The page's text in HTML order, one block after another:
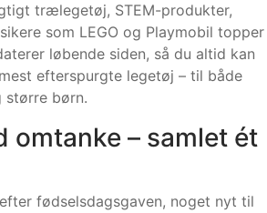
trælegetøj, STEM-produkter,
som LEGO og Playmobil topper
løbende siden, så du altid kan
efterspurgte legetøj – til både
større børn.
omtanke – samlet ét
fødselsdagsgaven, noget nyt til